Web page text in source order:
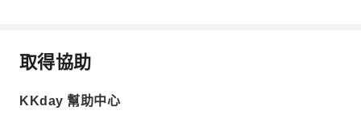
取得協助
KKday 幫助中心